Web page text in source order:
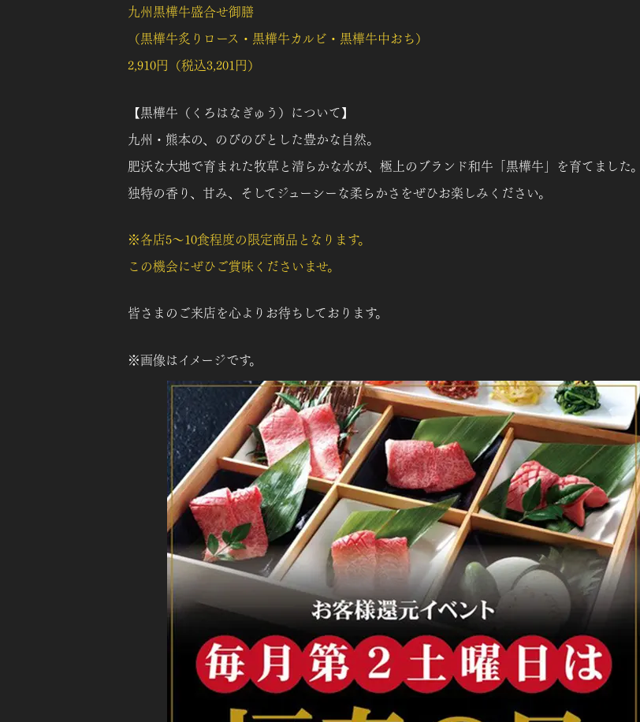
九州黒樺牛盛合せ御膳
（黒樺牛炙りロース・黒樺牛カルビ・黒樺牛中おち）
2,910円（税込3,201円）
【黒樺牛（くろはなぎゅう）について】
九州・熊本の、のびのびとした豊かな自然。
肥沃な大地で育まれた牧草と清らかな水が、極上のブランド和牛「黒樺牛」を育てました。
独特の香り、甘み、そしてジューシーな柔らかさをぜひお楽しみください。
※各店5〜10食程度の限定商品となります。
この機会にぜひご賞味くださいませ。
皆さまのご来店を心よりお待ちしております。
※画像はイメージです。